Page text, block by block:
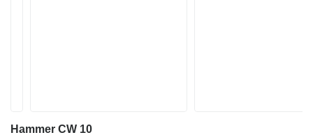
Hammer CW 10